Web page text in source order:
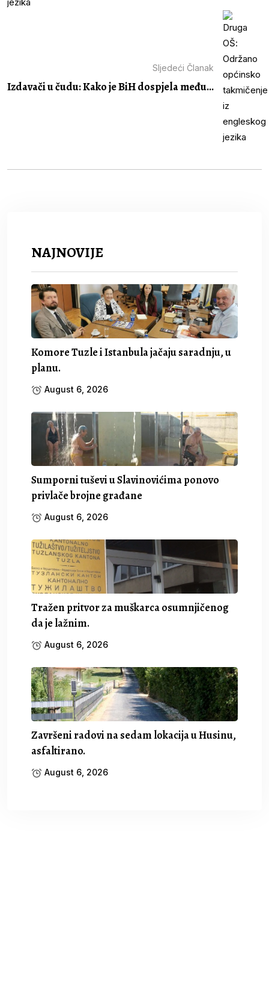
Sljedeći Članak
Izdavači u čudu: Kako je BiH dospjela među...
NAJNOVIJE
Komore Tuzle i Istanbula jačaju saradnju, u
planu.
August 6, 2026
Sumporni tuševi u Slavinovićima ponovo
privlače brojne građane
August 6, 2026
Tražen pritvor za muškarca osumnjičenog
da je lažnim.
August 6, 2026
Završeni radovi na sedam lokacija u Husinu,
asfaltirano.
August 6, 2026